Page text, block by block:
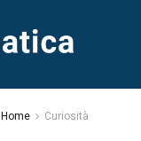
Home Curiosità